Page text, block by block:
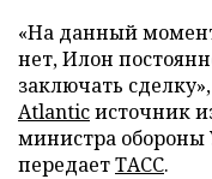
«На данный
нет, Илон
заключать
Atlanticисточник
министра
передаетТАСС.